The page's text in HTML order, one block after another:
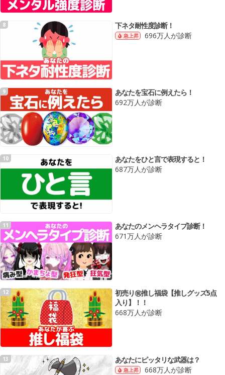
8 下ネタ耐性度診断！
急上昇 696万人が診断
9
あなたを宝石に例えたら！
692万人が診断
10
あなたをひと言で表現すると！
687万人が診断
11
あなたのメンヘラタイプ診断！
671万人が診断
12
初売り㊗️推し福袋【推しグッズ5点
入り】！！
668万人が診断
13 あなたにピッタリな武器は？
急上昇 668万人が診断